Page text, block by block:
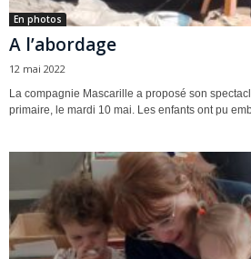
En photos
A l’abordage
12 mai 2022
La compagnie Mascarille a proposé son
primaire, le mardi 10 mai. Les enfants ont pu